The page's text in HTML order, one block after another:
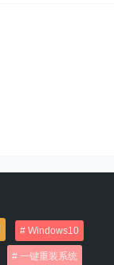
Windows10
一键重装系统